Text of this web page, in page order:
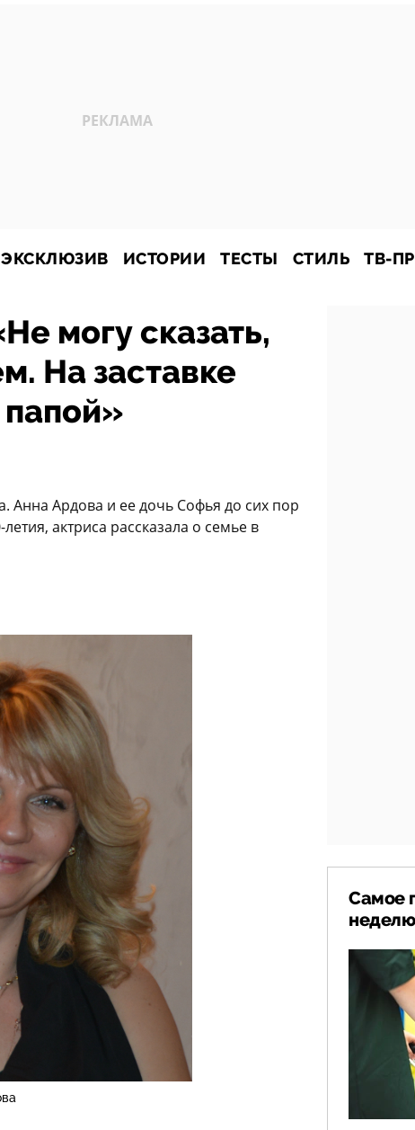
ЭКСКЛЮЗИВ ИСТОРИИ ТЕСТЫ СТИЛЬ ТВ-
могу сказать,
На заставке
Анна Ардова и ее дочь Софья до сих пор
актриса рассказала о семье в
Самое
неделю